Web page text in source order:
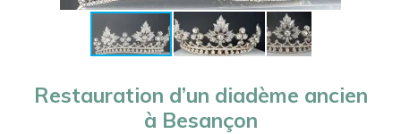
Restauration d’un diadème ancien
à Besançon